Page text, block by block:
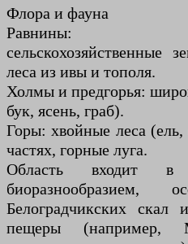
Флора и фауна
Равнины:
сельскохозяйственные
леса из ивы и тополя.
Холмы и предгорья:
бук, ясень, граб).
Горы: хвойные леса
частях, горные луга.
Область входит
Белоградчикских
пещеры (например,